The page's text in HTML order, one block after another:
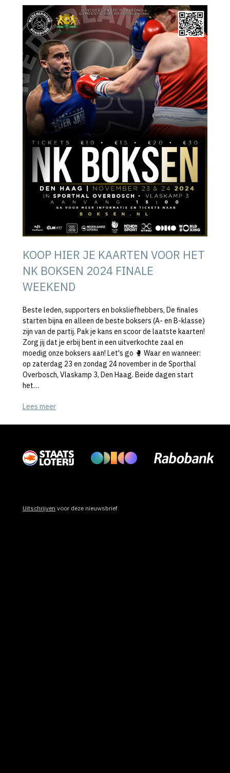
KOOP HIER JE KAARTEN VOOR HET
NK BOKSEN 2024 FINALE
WEEKEND
Beste leden, supporters en boksliefhebbers, De finales
starten bijna en alleen de beste boksers (A- en B-klasse)
zijn van de partij. Pak je kans en scoor de laatste kaarten!
Zorg jij dat je erbij bent in een uitverkochte zaal en
moedig onze boksers aan! Let's go 🥊 Waar en wanneer:
op zaterdag 23 en zondag 24 november in de Sporthal
Overbosch, Vlaskamp 3, Den Haag. Beide dagen start
het…
Lees meer
Uitschrijven voor deze nieuwsbrief